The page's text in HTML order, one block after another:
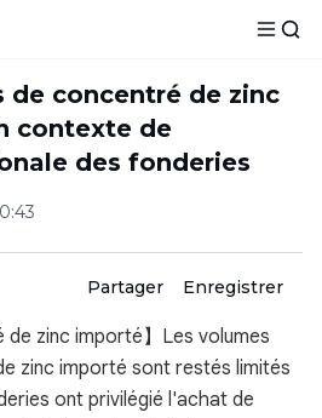
de concentré de zinc
contexte de
des fonderies
Partager Enregistrer
de zinc importé】Les volumes
zinc importé sont restés limités
ont privilégié l'achat de